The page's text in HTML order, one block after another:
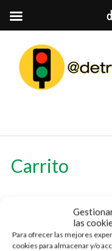
las
Para ofrecer las mejores
cookies para almacenar y/o
Carrito
Tu carrito está vacío.